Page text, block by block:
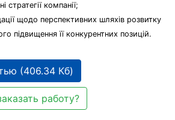
стратегії компанії;
щодо перспективних шляхів розвитку
підвищення її конкурентних позицій.
(406.34 Кб)
работу?